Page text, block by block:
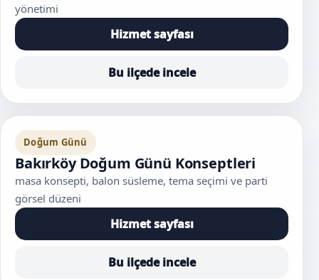
yönetimi
Hizmet sayfası
Bu ilçede incele
Doğum Günü
Bakırköy Doğum Günü Konseptleri
masa konsepti, balon süsleme, tema seçimi ve parti
görsel düzeni
Hizmet sayfası
Bu ilçede incele